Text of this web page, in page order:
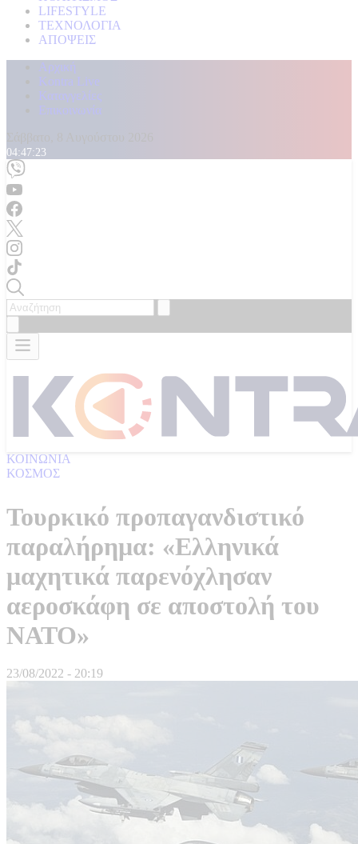
LIFESTYLE
ΤΕΧΝΟΛΟΓΙΑ
ΑΠΟΨΕΙΣ
Αρχική
Kontra Live
Καταγγελίες
Επικοινωνία
04:47:24
ΚΟΙΝΩΝΙΑ
ΚΟΣΜΟΣ
Τουρκικό προπαγανδιστικό
παραλήρημα: «Ελληνικά
μαχητικά παρενόχλησαν
αεροσκάφη σε αποστολή του
ΝΑΤΟ»
23/08/2022 - 20:19